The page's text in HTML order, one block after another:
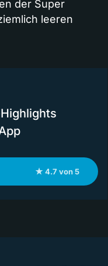
der Super
leeren
★ 4.7 von 5